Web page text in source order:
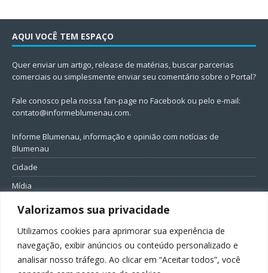
Valorizamos sua privacidade
Utilizamos cookies para aprimorar sua experiência de
navegação, exibir anúncios ou conteúdo personalizado e
analisar nosso tráfego. Ao clicar em “Aceitar todos”, você
AQUI VOCÊ TEM ESPAÇO
Quer enviar um artigo, release de matérias, buscar parcerias
comerciais ou simplesmente enviar seu comentário sobre o Portal?
Fale conosco pela nossa fan-page no Facebook ou pelo e-mail:
contato@informeblumenau.com.
Informe Blumenau, informação e opinião com notícias de
Blumenau
Cidade
Mídia
Entretenimento
Política